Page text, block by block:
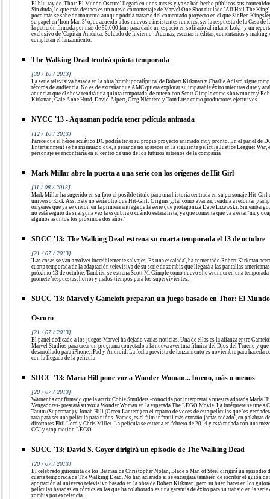
El blu-ray de 'Thor: El Mundo Oscuro' llegará en unos meses y ya se han hecho públicos sus
Sin duda, lo que más destaca es un nuevo cortometraje de Marvel One Shot titulado 'All Hail The
poco más se sabe de momento aunque podría tratarse del comentado proyecto en el que Sir Ben
su papel en 'Iron Man 3' o, de acuerdo a los nuevos e insistentes rumores, ser la respuesta de la Casa de
la petición firmada por más de 50.000 fans para darle un espacio en solitario al infame Loki- y un
exclusivo de 'Capitán América: Soldado de Invierno'. Además, escenas inéditas, comentarios y
completan el lanzamiento.
The Walking Dead tendrá quinta temporada
[30 / 10 / 2013]
La serie televisiva basada en la obra 'zombipocalíptica' de Robert Kirkman y Charlie Adlard sigue
récords de audiencia. No es de extrañar que AMC quiera explotar su imparable éxito mientras dure y
anunciar que el show tendrá una quinta temporada, de nuevo con Scott Gimple como showrunner y
Kirkman, Gale Anne Hurd, David Alpert, Greg Nicotero y Tom Luse como productores ejecutivos
NYCC '13 - Aquaman podría tener película animada
[12 / 10 / 2013]
Parece que el héroe acuático DC podría tener su propio proyecto animado muy pronto. En el panel de
Entertainment se ha insinuado que, a pesar de no aparecer en la siguiente película Justice League: War,
personaje se encontraría en el centro de uno de los futuros estrenos de la compañía
Mark Millar abre la puerta a una serie con los orígenes de Hit Girl
[11 / 08 / 2013]
Mark Millar ha sugerido en su foro el posible título para una historia centrada en su personaje Hit-Girl
universo Kick Ass. Este no sería otro que Hit-Girl: Origins y, tal como avanza, vendría a recontar y
orígenes que ya se vieron en la primera entrega de la serie que protagoniza Dave Lizewski. Sin
no está seguro de si alguna vez la escribirá o cuándo estará lista, ya que comenta que va a estar 'muy
algunos asuntos los próximos dos años.'
SDCC '13: The Walking Dead estrena su cuarta temporada el 13 de octubre
[21 / 07 / 2013]
'Las cosas se van a volver increíblemente salvajes. Es una escalada', ha comentado Robert Kirkman
cuarta temporada de la adaptación televisiva de su serie de zombis que llegará a las pantallas
próximo 13 de octubre. También se estrena Scott M. Gimple como nuevo showrunner en una temporada
promete 'respuestas, horror y malos tiempos para los supervivientes.'
SDCC '13: Marvel y Gameloft preparan un juego basado en Thor: El Mundo
Oscuro
[21 / 07 / 2013]
El panel dedicado a los juegos Marvel ha dejado varias noticias. Una de ellas es la alianza entre
Marvel Studios para crear un programa conectado a la nueva aventura fílmica del Dios del Trueno y que
desarrollado para iPhone, iPad y Android. La fecha prevista de lanzamiento es noviembre para hacerla
con la llegada de la película
SDCC '13: María Hill pone voz a Wonder Woman... bueno, más o menos
[20 / 07 / 2013]
Warner ha confirmado que la actriz Cobie Smulders -conocida por interpretar a nuestra adorada María
Vengadores- prestará su voz a Wonder Woman en la esperada The LEGO Movie. La intérprete se une a
Tatum (Superman) y Jonah Hill (Green Lantern) en el reparto de voces de esta películas que 'es
rara para ser una película para niños. Vamos, es el film infantil más extraño jamás rodado', en palabras
directores Phil Lord y Chris Miller. La película se estrena en febrero de 2014 y está rodada con una
CGI y stop motion LEGO
SDCC '13: David S. Goyer dirigirá un episodio de The Walking Dead
[20 / 07 / 2013]
El celebrado guionista de los Batman de Christopher Nolan, Blade o Man of Steel dirigirá un episodio
cuarta temporada de The Walking Dead. No han aclarado si se encargará también de escribir el guión de
aportación al universo televisivo basado en la obra de Robert Kirkman, pero su buen hacer en los
películas basadas en cómics en las que ha colaborado es una garantía de éxito para su trabajo en la serie
zombis por excelencia